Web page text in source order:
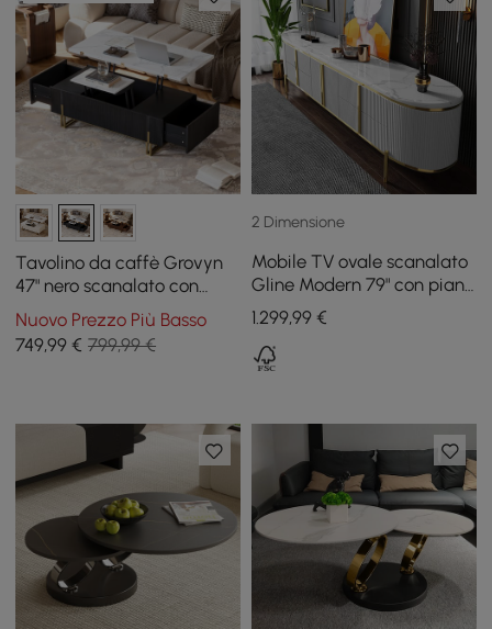
Tavolino da caffè Grovyn
47" nero scanalato con
piano sollevabile e 2
cassetti
Nuovo Prezzo Più Basso
749,99 € 799,99 €
2 Dimensione
Mobile TV ovale scanalato
Gline Modern 79" con piano
in marmo e cassetti
1.299,99€